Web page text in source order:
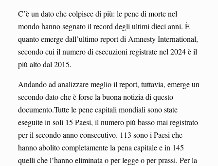
C’è un dato che colpisce di più: le pene di morte nel
mondo hanno segnato il record degli ultimi dieci anni. È
quanto emerge dall’ultimo report di Amnesty International,
secondo cui il numero di esecuzioni registrate nel 2024 è il
più alto dal 2015.
Andando ad analizzare meglio il report, tuttavia, emerge un
secondo dato che è forse la buona notizia di questo
documento.Tutte le pene capitali mondiali sono state
eseguite in soli 15 Paesi, il numero più basso mai registrato
per il secondo anno consecutivo. 113 sono i Paesi che
hanno abolito completamente la pena capitale e in 145
quelli che l’hanno eliminata o per legge o per prassi. Per la